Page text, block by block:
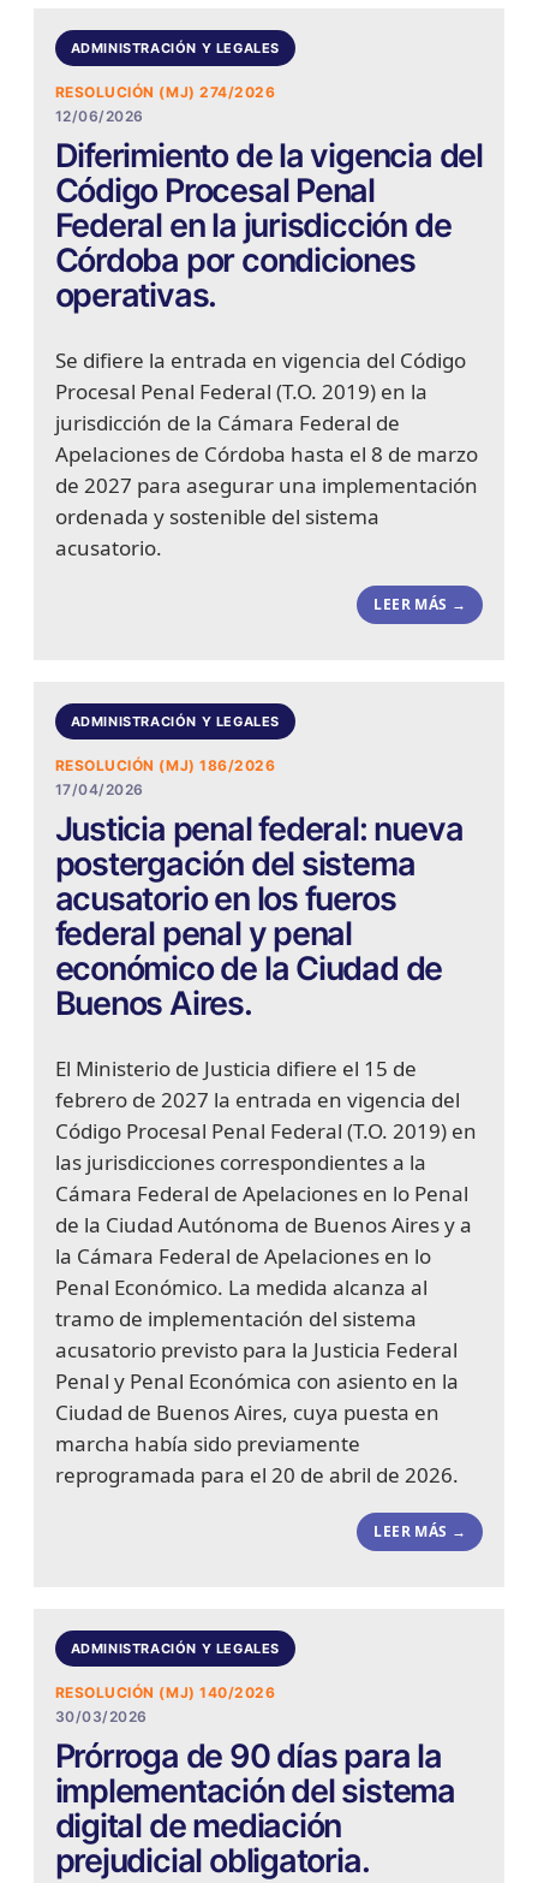
ADMINISTRACIÓN Y LEGALES
RESOLUCIÓN (MJ) 274/2026
12/06/2026
Diferimiento de la vigencia del
Código Procesal Penal
Federal en la jurisdicción de
Córdoba por condiciones
operativas.
Se difiere la entrada en vigencia del Código
Procesal Penal Federal (T.O. 2019) en la
jurisdicción de la Cámara Federal de
Apelaciones de Córdoba hasta el 8 de marzo
de 2027 para asegurar una implementación
ordenada y sostenible del sistema
acusatorio.
LEER MÁS →
ADMINISTRACIÓN Y LEGALES
RESOLUCIÓN (MJ) 186/2026
17/04/2026
Justicia penal federal: nueva
postergación del sistema
acusatorio en los fueros
federal penal y penal
económico de la Ciudad de
Buenos Aires.
El Ministerio de Justicia difiere el 15 de
febrero de 2027 la entrada en vigencia del
Código Procesal Penal Federal (T.O. 2019) en
las jurisdicciones correspondientes a la
Cámara Federal de Apelaciones en lo Penal
de la Ciudad Autónoma de Buenos Aires y a
la Cámara Federal de Apelaciones en lo
Penal Económico. La medida alcanza al
tramo de implementación del sistema
acusatorio previsto para la Justicia Federal
Penal y Penal Económica con asiento en la
Ciudad de Buenos Aires, cuya puesta en
marcha había sido previamente
reprogramada para el 20 de abril de 2026.
LEER MÁS →
ADMINISTRACIÓN Y LEGALES
RESOLUCIÓN (MJ) 140/2026
30/03/2026
Prórroga de 90 días para la
implementación del sistema
digital de mediación
prejudicial obligatoria.